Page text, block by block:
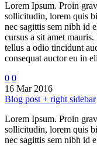
Lorem Ipsum. Proin
sollicitudin, lorem quis
nec sagittis sem nibh id
cursus a sit amet
tellus a odio tincidunt
consequat auctor eu in
0 0
16 Mar 2016
Blog post + right sidebar
Lorem Ipsum. Proin
sollicitudin, lorem quis
nec sagittis sem nibh id